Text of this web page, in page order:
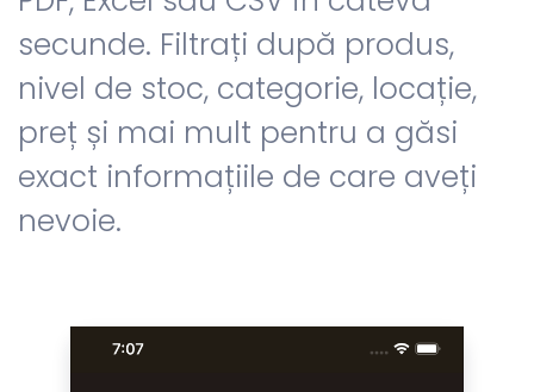
secunde. Filtrați după produs,
nivel de stoc, categorie, locație,
preț și mai mult pentru a găsi
exact informațiile de care aveți
nevoie.